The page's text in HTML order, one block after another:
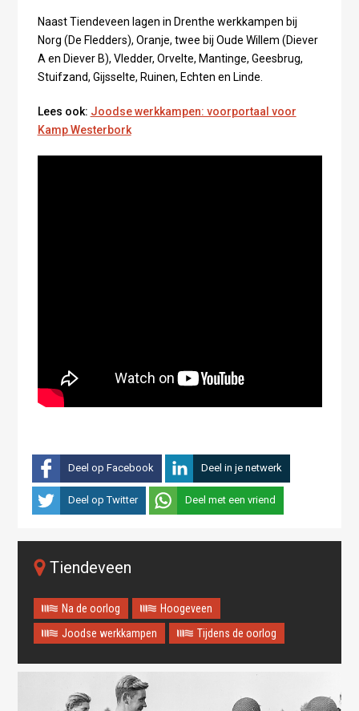
Naast Tiendeveen lagen in Drenthe werkkampen bij
Norg (De Fledders), Oranje, twee bij Oude Willem (Diever
A en Diever B), Vledder, Orvelte, Mantinge, Geesbrug,
Stuifzand, Gijsselte, Ruinen, Echten en Linde.
Lees ook: Joodse werkkampen: voorportaal voor
Kamp Westerbork
Deel op Facebook Deel in je netwerk
Deel op Twitter Deel met een vriend
Tiendeveen
Na de oorlog
Hoogeveen
Joodse werkkampen
Tijdens de oorlog